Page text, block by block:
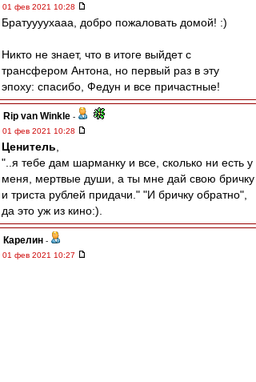
01 фев 2021 10:28
Братуууухааа, добро пожаловать домой! :)
Никто не знает, что в итоге выйдет с
трансфером Антона, но первый раз в эту
эпоху: спасибо, Федун и все причастные!
Rip van Winkle -
01 фев 2021 10:28
Ценитель
"..я тебе дам шарманку и все, сколько ни есть у
меня, мертвые души, а ты мне дай свою бричку
и триста рублей придачи." "И бричку обратно",
да это уж из кино:).
Карелин -
01 фев 2021 10:27